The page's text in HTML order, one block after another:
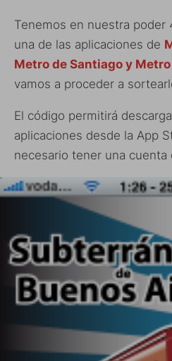
Tenemos en nuestra poder
una de las aplicaciones de
Metro de Santiago y
vamos a proceder a
El código permitirá
aplicaciones desde la App
necesario tener una cuenta